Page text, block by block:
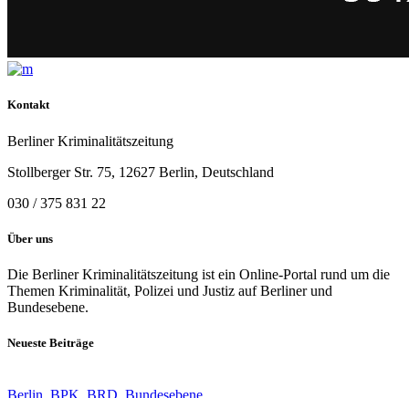
Kontakt
Berliner Kriminalitätszeitung
Stollberger Str. 75, 12627 Berlin, Deutschland
030 / 375 831 22
Über uns
Die Berliner Kriminalitätszeitung ist ein Online-Portal rund um die
Themen Kriminalität, Polizei und Justiz auf Berliner und
Bundesebene.
Neueste Beiträge